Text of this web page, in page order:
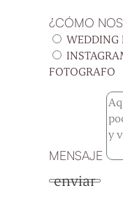
¿CÓMO
WEDDING
FOTOGRAFO
MENSAJE
enviar